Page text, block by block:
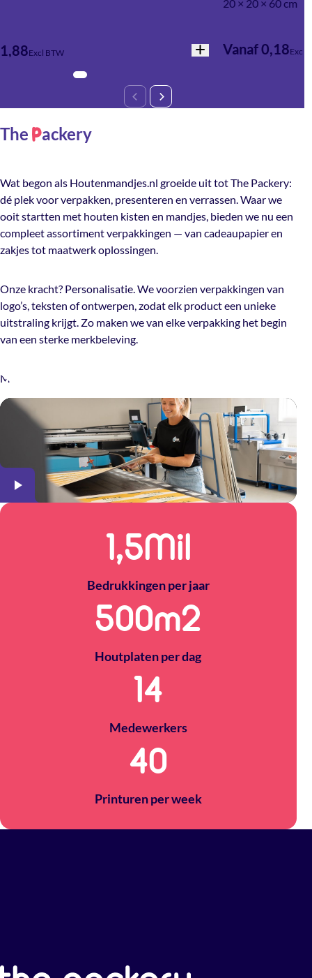
1,88Excl BTW
20 × 20 × 60 cm
Vanaf 0,18Excl
The Packery
Wat begon als Houtenmandjes.nl groeide uit tot The Packery:
dé plek voor verpakken, presenteren en verrassen. Waar we
ooit startten met houten kisten en mandjes, bieden we nu een
compleet assortiment verpakkingen — van cadeaupapier en
zakjes tot maatwerk oplossingen.
Onze kracht? Personalisatie. We voorzien verpakkingen van
logo’s, teksten of ontwerpen, zodat elk product een unieke
uitstraling krijgt. Zo maken we van elke verpakking het begin
van een sterke merkbeleving.
Meer over The Packery
1,5Mil
Bedrukkingen per jaar
500m2
Houtplaten per dag
14
Medewerkers
40
Printuren per week